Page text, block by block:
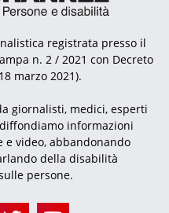
registrata presso il
n. 2 / 2021 con Decreto
marzo 2021).
giornalisti, medici, esperti
informazioni
video, abbandonando
della disabilità
persone.